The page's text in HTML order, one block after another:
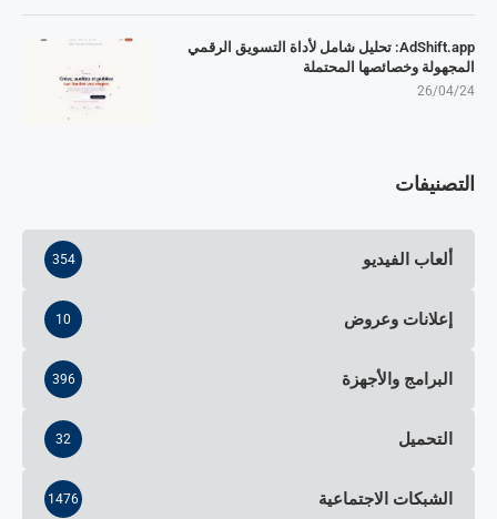
AdShift.app: تحليل شامل لأداة التسويق الرقمي
المجهولة وخصائصها المحتملة
26/04/24
التصنيفات
ألعاب الفيديو 354
إعلانات وعروض 10
البرامج والأجهزة 396
التحميل 32
الشبكات الاجتماعية 1476